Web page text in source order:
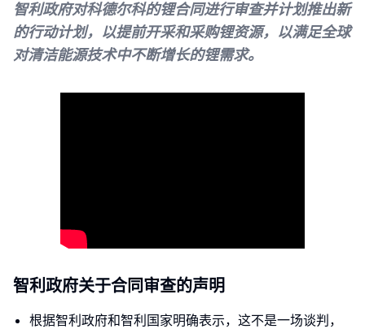
智利政府对科德尔科的锂合同进行审查并计划推出新
的行动计划，以提前开采和采购锂资源，以满足全球
对清洁能源技术中不断增长的锂需求。
智利政府关于合同审查的声明
根据智利政府和智利国家明确表示，这不是一场谈判，